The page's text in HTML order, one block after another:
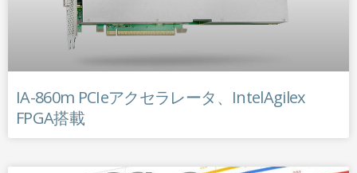
IA-860m PCIeアクセラレータ、IntelAgilex
FPGA搭載